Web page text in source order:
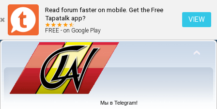
Read forum faster on mobile. Get the Free
Tapatalk app?
FREE - on Google Play
VIEW
Мы в Telegram!